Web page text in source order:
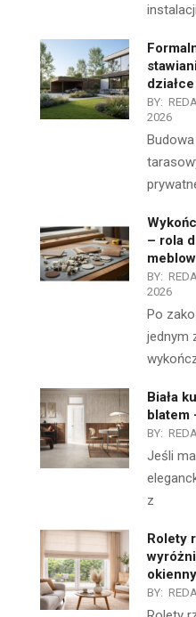
instalacji
działce
BY:
2026
– rola
BY:
2026
Po
jednym
Biała
blatem
BY:
Jeśli
z
Rolety
BY: